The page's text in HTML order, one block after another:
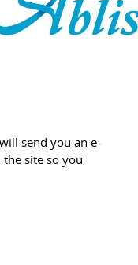
send you an e-
site so you